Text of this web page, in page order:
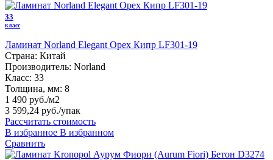
33
класс
Ламинат Norland Elegant Орех Кипр LF301-19
Страна: Китай
Производитель: Norland
Класс: 33
Толщина, мм: 8
1 490 руб./м2
3 599,24 руб./упак
Рассчитать стоимость
В избранное В избранном
Сравнить